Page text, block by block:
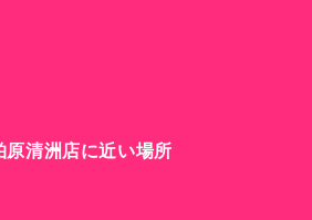
清洲店に近い場所